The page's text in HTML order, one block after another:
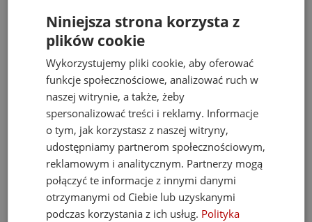
Fat Brain Toys dmuchawa do piłek Air Toobz
489,00 zł
Cena regularna: 526,00 zł
Najniższa cena:469,00 zł
Niniejsza strona korzysta z
plików cookie
Wykorzystujemy pliki cookie, aby oferować
funkcje społecznościowe, analizować ruch w
naszej witrynie, a także, żeby
spersonalizować treści i reklamy. Informacje
o tym, jak korzystasz z naszej witryny,
udostępniamy partnerom społecznościowym,
reklamowym i analitycznym. Partnerzy mogą
połączyć te informacje z innymi danymi
otrzymanymi od Ciebie lub uzyskanymi
podczas korzystania z ich usług. Polityka